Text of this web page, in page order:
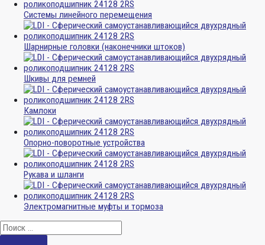
Системы линейного перемещения
Шарнирные головки (наконечники штоков)
Шкивы для ремней
Камлоки
Опорно-поворотные устройства
Рукава и шланги
Электромагнитные муфты и тормоза